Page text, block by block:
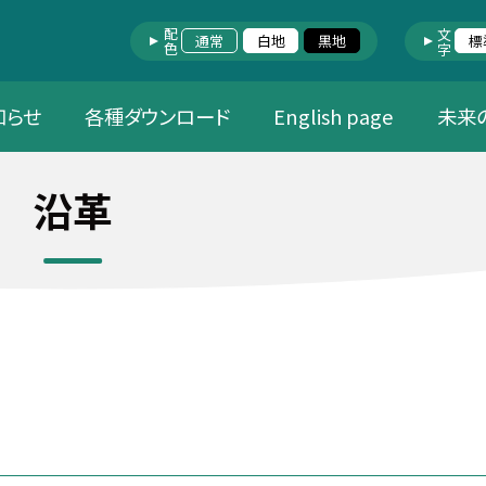
配色 通常 白地 黒地 文字
らせ 各種ダウンロード English page 未来
沿革